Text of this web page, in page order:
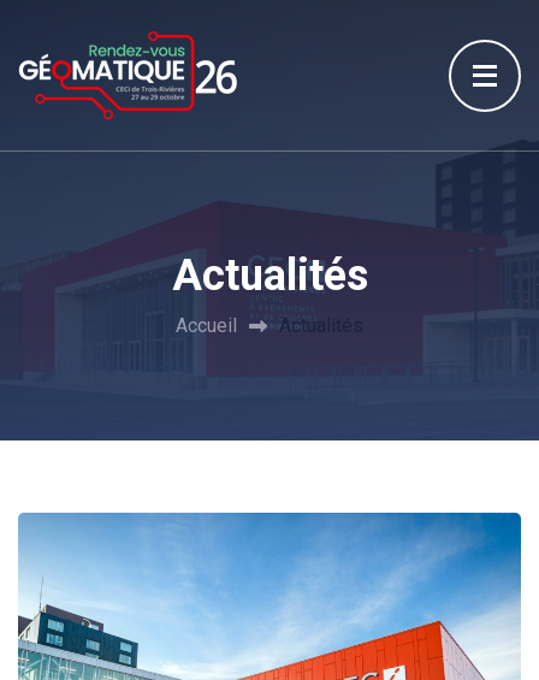
Actualités
Accueil Actualités